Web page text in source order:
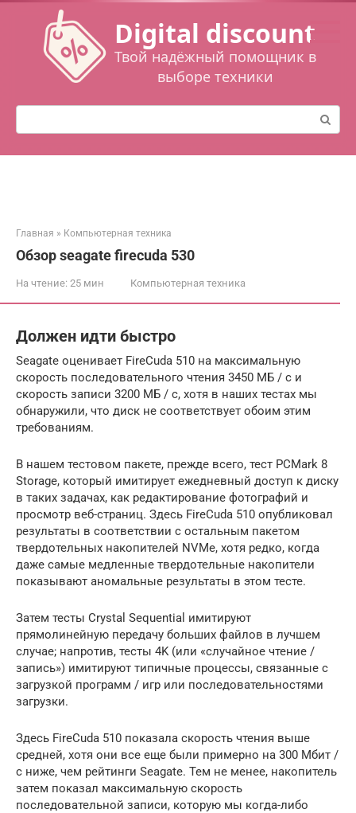
Перейти
контенту
Digital discount
Твой надёжный помощник в
выборе техники
Поиск:
Главная » Компьютерная техника
Обзор seagate firecuda 530
На чтение: 25 мин Компьютерная техника
Должен идти быстро
Seagate оценивает FireCuda 510 на максимальную
скорость последовательного чтения 3450 МБ / с и
скорость записи 3200 МБ / с, хотя в наших тестах мы
обнаружили, что диск не соответствует обоим этим
требованиям.
В нашем тестовом пакете, прежде всего, тест PCMark 8
Storage, который имитирует ежедневный доступ к диску
в таких задачах, как редактирование фотографий и
просмотр веб-страниц. Здесь FireCuda 510 опубликовал
результаты в соответствии с остальным пакетом
твердотельных накопителей NVMe, хотя редко, когда
даже самые медленные твердотельные накопители
показывают аномальные результаты в этом тесте.
Затем тесты Crystal Sequential имитируют
прямолинейную передачу больших файлов в лучшем
случае; напротив, тесты 4K (или «случайное чтение /
запись») имитируют типичные процессы, связанные с
загрузкой программ / игр или последовательностями
загрузки.
Здесь FireCuda 510 показала скорость чтения выше
средней, хотя они все еще были примерно на 300 Мбит /
с ниже, чем рейтинги Seagate. Тем не менее, накопитель
затем показал максимальную скорость
последовательной записи, которую мы когда-либо